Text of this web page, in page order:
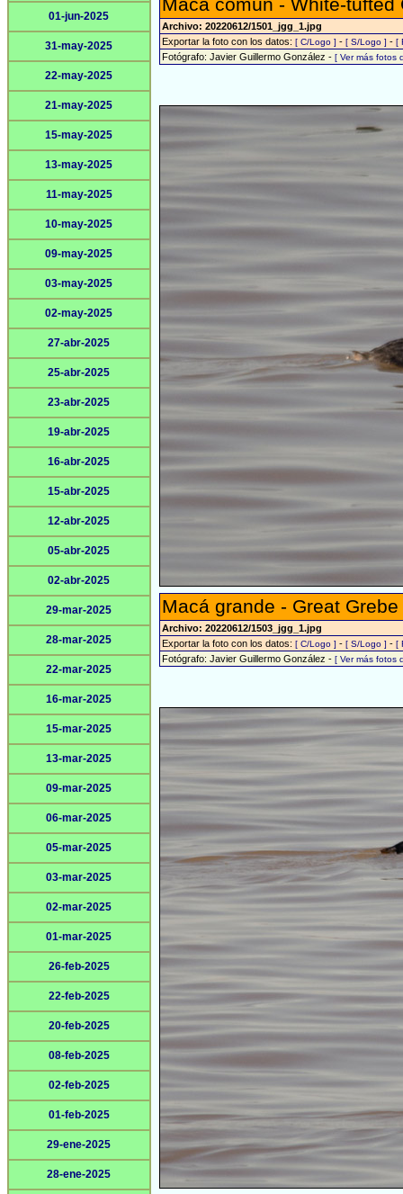
01-jun-2025
31-may-2025
22-may-2025
21-may-2025
15-may-2025
13-may-2025
11-may-2025
10-may-2025
09-may-2025
03-may-2025
02-may-2025
27-abr-2025
25-abr-2025
23-abr-2025
19-abr-2025
16-abr-2025
15-abr-2025
12-abr-2025
05-abr-2025
02-abr-2025
29-mar-2025
28-mar-2025
22-mar-2025
16-mar-2025
15-mar-2025
13-mar-2025
09-mar-2025
06-mar-2025
05-mar-2025
03-mar-2025
02-mar-2025
01-mar-2025
26-feb-2025
22-feb-2025
20-feb-2025
08-feb-2025
02-feb-2025
01-feb-2025
29-ene-2025
28-ene-2025
Macá común - White-
Archivo: 20220612/1501_jgg_1.jpg
Exportar la foto con los datos: [ C/Logo ] - [ S/Logo ] - [
Fotógrafo: Javier Guillermo González - [ Ver más fotos
Macá grande - Great
Archivo: 20220612/1503_jgg_1.jpg
Exportar la foto con los datos: [ C/Logo ] - [ S/Logo ] - [
Fotógrafo: Javier Guillermo González - [ Ver más fotos